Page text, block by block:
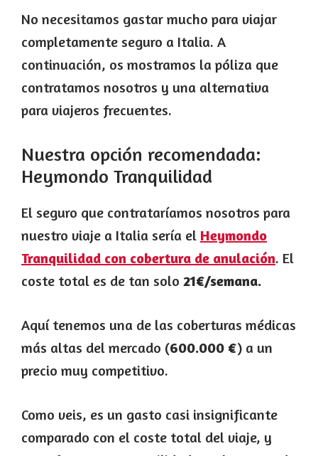
No necesitamos gastar mucho para viajar
completamente seguro a Italia. A
continuación, os mostramos la póliza que
contratamos nosotros y una alternativa
para viajeros frecuentes.
Nuestra opción recomendada:
Heymondo Tranquilidad
El seguro que contrataríamos nosotros para
nuestro viaje a Italia sería el Heymondo
Tranquilidad con cobertura de anulación. El
coste total es de tan solo 21€/semana.
Aquí tenemos una de las coberturas médicas
más altas del mercado (600.000 €) a un
precio muy competitivo.
Como veis, es un gasto casi insignificante
comparado con el coste total del viaje, y